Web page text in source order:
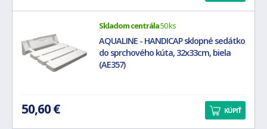
Skladom centrála50 ks
AQUALINE - HANDICAP sklopné sedátko
do sprchového kúta, 32x33cm, biela
(AE357)
50,60 € KÚPIŤ